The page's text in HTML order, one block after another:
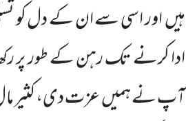
ہیں اور اسی سے ان کے دل کو
ادا کرنے تک رہن کے طور پر
آپ نے ہمیں عزت دی، کثیر مال